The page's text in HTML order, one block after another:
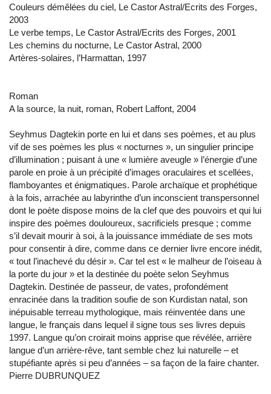
Couleurs démêlées du ciel, Le Castor Astral/Ecrits des Forges,
2003
Le verbe temps, Le Castor Astral/Ecrits des Forges, 2001
Les chemins du nocturne, Le Castor Astral, 2000
Artères-solaires, l’Harmattan, 1997
Roman
A la source, la nuit, roman, Robert Laffont, 2004
Seyhmus Dagtekin porte en lui et dans ses poèmes, et au plus
vif de ses poèmes les plus « nocturnes », un singulier principe
d’illumination ; puisant à une « lumière aveugle » l’énergie d’une
parole en proie à un précipité d’images oraculaires et scellées,
flamboyantes et énigmatiques. Parole archaïque et prophétique
à la fois, arrachée au labyrinthe d’un inconscient transpersonnel
dont le poète dispose moins de la clef que des pouvoirs et qui lui
inspire des poèmes douloureux, sacrificiels presque ; comme
s’il devait mourir à soi, à la jouissance immédiate de ses mots
pour consentir à dire, comme dans ce dernier livre encore inédit,
« tout l’inachevé du désir ». Car tel est « le malheur de l’oiseau à
la porte du jour » et la destinée du poète selon Seyhmus
Dagtekin. Destinée de passeur, de vates, profondément
enracinée dans la tradition soufie de son Kurdistan natal, son
inépuisable terreau mythologique, mais réinventée dans une
langue, le français dans lequel il signe tous ses livres depuis
1997. Langue qu’on croirait moins apprise que révélée, arrière
langue d’un arrière-rêve, tant semble chez lui naturelle – et
stupéfiante après si peu d’années – sa façon de la faire chanter.
Pierre DUBRUNQUEZ